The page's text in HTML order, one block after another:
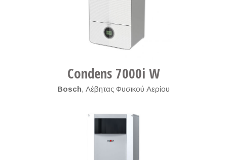
Condens 7000i W
Bosch, Λέβητας Φυσικού Αερίου